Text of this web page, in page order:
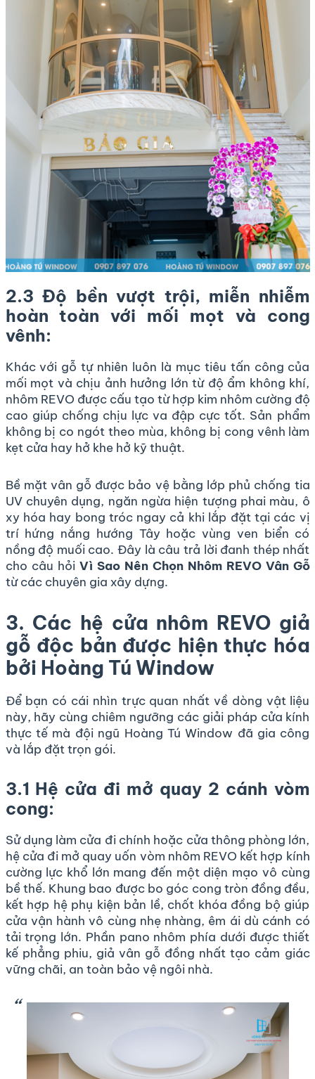
2.3 Độ bền vượt trội, miễn nhiễm
hoàn toàn với mối mọt và cong
vênh:
Khác với gỗ tự nhiên luôn là mục tiêu tấn công của
mối mọt và chịu ảnh hưởng lớn từ độ ẩm không khí,
nhôm REVO được cấu tạo từ hợp kim nhôm cường độ
cao giúp chống chịu lực va đập cực tốt. Sản phẩm
không bị co ngót theo mùa, không bị cong vênh làm
kẹt cửa hay hở khe hở kỹ thuật.
Bề mặt vân gỗ được bảo vệ bằng lớp phủ chống tia
UV chuyên dụng, ngăn ngừa hiện tượng phai màu, ô
xy hóa hay bong tróc ngay cả khi lắp đặt tại các vị
trí hứng nắng hướng Tây hoặc vùng ven biển có
nồng độ muối cao. Đây là câu trả lời đanh thép nhất
cho câu hỏi Vì Sao Nên Chọn Nhôm REVO Vân Gỗ
từ các chuyên gia xây dựng.
3. Các hệ cửa nhôm REVO giả
gỗ độc bản được hiện thực hóa
bởi Hoàng Tú Window
Để bạn có cái nhìn trực quan nhất về dòng vật liệu
này, hãy cùng chiêm ngưỡng các giải pháp cửa kính
thực tế mà đội ngũ Hoàng Tú Window đã gia công
và lắp đặt trọn gói.
3.1 Hệ cửa đi mở quay 2 cánh vòm
cong:
Sử dụng làm cửa đi chính hoặc cửa thông phòng lớn,
hệ cửa đi mở quay uốn vòm nhôm REVO kết hợp kính
cường lực khổ lớn mang đến một diện mạo vô cùng
bề thế. Khung bao được bo góc cong tròn đồng đều,
kết hợp hệ phụ kiện bản lề, chốt khóa đồng bộ giúp
cửa vận hành vô cùng nhẹ nhàng, êm ái dù cánh có
tải trọng lớn. Phần pano nhôm phía dưới được thiết
kế phẳng phiu, giả vân gỗ đồng nhất tạo cảm giác
vững chãi, an toàn bảo vệ ngôi nhà.